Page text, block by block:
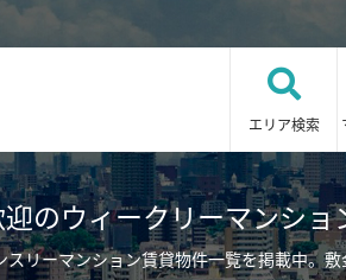
エリア検索
のウィークリーマンシ
リーマンション賃貸物件一覧を掲載中。